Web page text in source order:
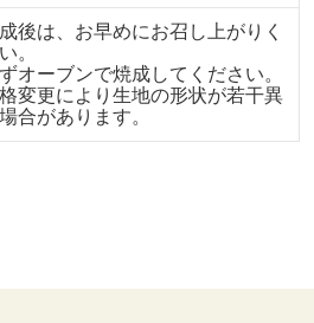
る生地で お好みのものを
ご選択いただけます。 ----
--------------------------
------- 投稿記事にいいね
やフォロー、保存も ぜひ
よろしくお願いします♪ #
ながりたい #instafood #
販 #輸入食材#
#スワイプレシ
つながりたい
暮らしを楽しむ
ン#クロワッサ
成後は、お早めにお召し上がりく
。
ずオーブンで焼成してください。
格変更により生地の形状が若干異
合があります。